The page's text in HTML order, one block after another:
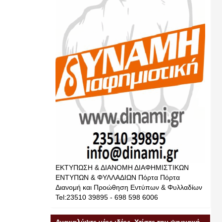
ΕΚΤΥΠΩΣΗ & ΔΙΑΝΟΜΗ ΔΙΑΦΗΜΙΣΤΙΚΩΝ
ΕΝΤΥΠΩΝ & ΦΥΛΛΑΔΙΩΝ Πόρτα Πόρτα
Διανομή και Προώθηση Εντύπων & Φυλλαδίων
Tel:23510 39895 - 698 598 6006